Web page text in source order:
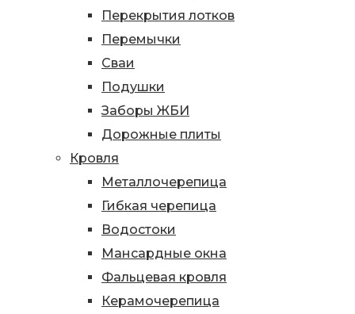
Перекрытия лотков
Перемычки
Сваи
Подушки
Заборы ЖБИ
Дорожные плиты
Кровля
Металлочерепица
Гибкая черепица
Водостоки
Мансардные окна
Фальцевая кровля
Керамочерепица